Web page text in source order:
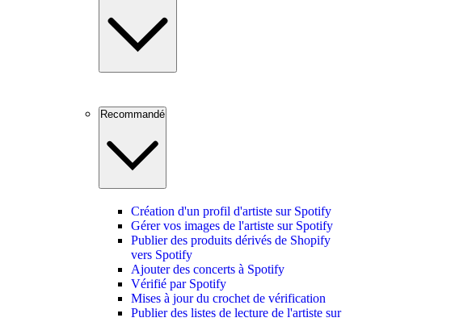
Recommandé
Création d'un profil d'artiste sur Spotify
Gérer vos images de l'artiste sur Spotify
Publier des produits dérivés de Shopify
vers Spotify
Ajouter des concerts à Spotify
Vérifié par Spotify
Mises à jour du crochet de vérification
Publier des listes de lecture de l'artiste sur